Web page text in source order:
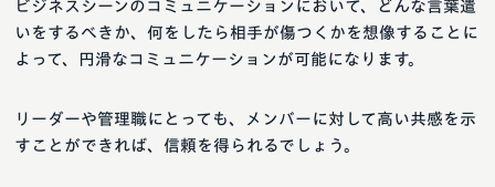
ビジネスシーンのコミュニケーションにおいて、どんな言葉遣
いをするべきか、何をしたら相手が傷つくかを想像することに
よって、円滑なコミュニケーションが可能になります。
リーダーや管理職にとっても、メンバーに対して高い共感を示
すことができれば、信頼を得られるでしょう。